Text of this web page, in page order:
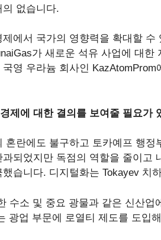
없습니다.
에서 국가의 영향력을 확대할
가 새로운 석유 사업에 대
영 우라늄 회사인
제에 대한 결의를 보여줄 필요가
혼란에도 불구하고 토카예프 행
과되었지만 독점의 역할을 줄이고
습니다. 디지털화는 Tokayev 치
수소 및 중요 광물과 같은 신산
광업 부문에 로열티 제도를 도입